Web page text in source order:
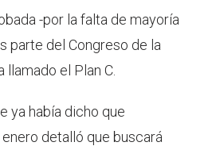
-por la falta de mayoría
parte del Congreso de la
el Plan C.
ya había dicho que
detalló que buscará